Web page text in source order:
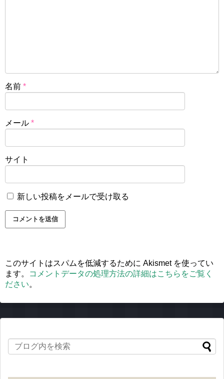
名前 *
メール *
サイト
新しい投稿をメールで受け取る
このサイトはスパムを低減するために Akismet を使ってい
ます。
コメントデータの処理方法の詳細はこちらをご覧く
ださい。